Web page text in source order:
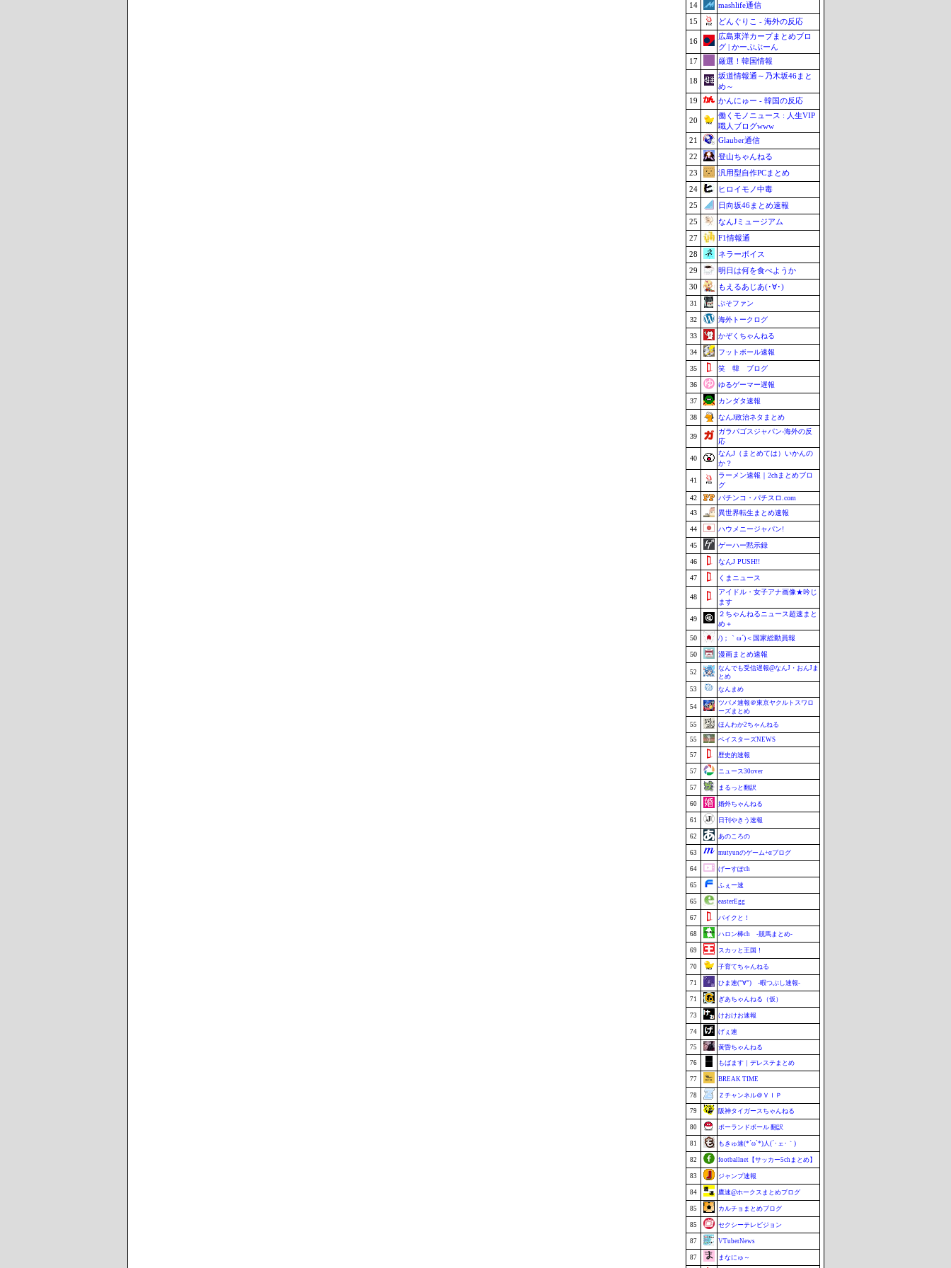
14
mashlife通信
15
どんぐりこ - 海外の反応
16
広島東洋カープまとめブロ
グ | かーぷぶーん
17
厳選！韓国情報
18
坂道情報通～乃木坂46まと
め～
19
かんにゅー - 韓国の反応
20
働くモノニュース : 人生VIP
職人ブログwww
21
Glauber通信
22
登山ちゃんねる
23
汎用型自作PCまとめ
24
ヒロイモノ中毒
25
日向坂46まとめ速報
25
なんJミュージアム
27
F1情報通
28
ネラーボイス
29
明日は何を食べようか
30
もえるあじあ(･∀･)
31 ぷそファン
32 海外トークログ
33 かぞくちゃんねる
34 フットボール速報
35 笑 韓 ブログ
36 ゆるゲーマー遅報
37 カンダタ速報
38 なんJ政治ネタまとめ
39
ガラパゴスジャパン-海外の反
応
40
なんJ（まとめては）いかんの
か？
41
ラーメン速報｜2chまとめブロ
グ
42
パチンコ・パチスロ.com
43
異世界転生まとめ速報
44 ハウメニージャパン!
45 ゲーハー黙示録
46 なんJ PUSH!!
47 くまニュース
48
アイドル・女子アナ画像★吟じ
ます
49
２ちゃんねるニュース超速まと
め＋
50
/)；｀ω´)＜国家総動員報
50 漫画まとめ速報
52
なんでも受信遅報@なんJ・おんJま
とめ
53
なんまめ
54
ツバメ速報＠東京ヤクルトスワロ
ーズまとめ
55
ほんわか2ちゃんねる
55 ベイスターズNEWS
57 歴史的速報
57 ニュース30over
57 まるっと翻訳
60 婚外ちゃんねる
61 日刊やきう速報
62 あのころの
63 mutyunのゲーム+αブログ
64 げーすぽch
65 ふぇー速
65 easterEgg
67 バイクと！
68 ハロン棒ch -競馬まとめ-
69 スカッと王国！
70 子育てちゃんねる
71 ひま速(°∀°) -暇つぶし速報-
71 ぎあちゃんねる（仮）
73 けおけお速報
74 げぇ速
75 黄昏ちゃんねる
76 もばます｜デレステまとめ
77 BREAK TIME
78 Ｚチャンネル＠ＶＩＰ
79 阪神タイガースちゃんねる
80 ポーランドボール 翻訳
81 もきゅ速(*´ω`*)人(´･ェ･｀)
82 footballnet【サッカー5chまとめ】
83 ジャンプ速報
84 鷹速@ホークスまとめブログ
85 カルチョまとめブログ
85 セクシーテレビジョン
87 VTuberNews
87 まなにゅ～